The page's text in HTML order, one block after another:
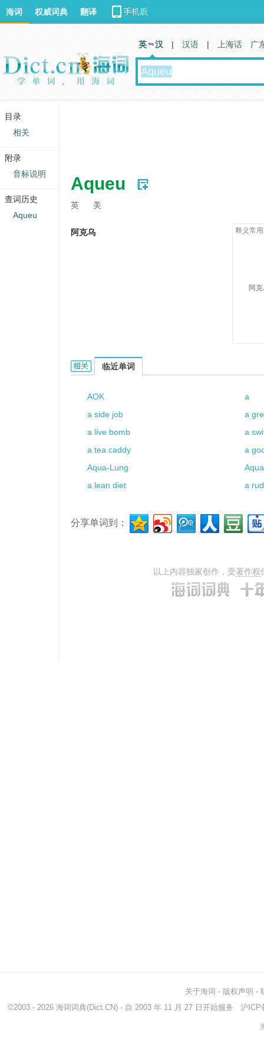
Aqueu
英 美
阿克乌 释义常
阿
Aqueu的相关资料：
临近单词
AOK
a
a side job
a
a live bomb
a
a tea caddy
a
Aqua-Lung
a lean diet
a
分享单词到：
以上内容独家创作，受著作权
海词 权威词典 翻译
英 汉 | 汉语 | 上海话 广
关于海词 - 版权声明 -
©2003 - 2026 海词词典(Dict.CN) - 自 2003 年 11 月 27 日开始服务 沪ICP
目录
相关
附录
音标说明
查词历史
Aqueu